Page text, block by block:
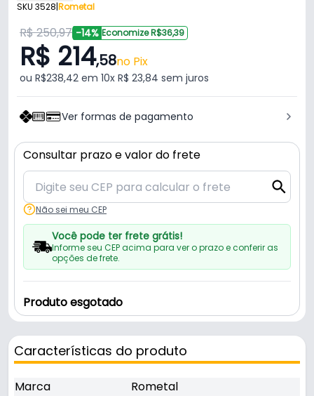
SKU 3528|Rometal
R$ 250,97 -14% Economize R$36,39
R$ 214,58no Pix
ou R$238,42 em 10x R$ 23,84 sem juros
Ver formas de pagamento
Consultar prazo e valor do frete
Não sei meu CEP
Você pode ter frete grátis!
Informe seu CEP acima para ver o prazo e conferir as
opções de frete.
Produto esgotado
Características do produto
Marca
Rometal